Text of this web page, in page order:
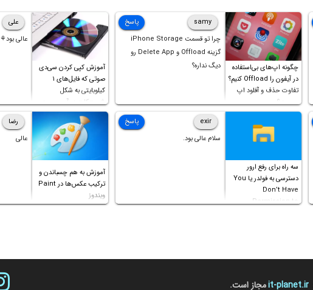
چگونه اپ‌های بی‌استفاده
در آیفون را Offload کنیم؟
تفاوت حذف و آفلود اپ
چیست؟
samy
چرا تو قسمت iPhone Storage
گزینه Offload و Delete App رو
دیگ نداره؟
پاسخ
آموزش کپی کردن سی‌دی
صوتی که فایل‌های ۱
کیلوبایتی به شکل
شورت‌کات در آن موجود
است!
علی
عالی بود⚘
سه راه برای رفع ارور
دسترسی به فولدر یا You
Don’t Have
Permission to
exir
سلام عالی بود.
پاسخ
آموزش به هم چسباندن و
ترکیب عکس‌ها در Paint
ویندوز
رضا
عالی
it-planet.irمجاز است.